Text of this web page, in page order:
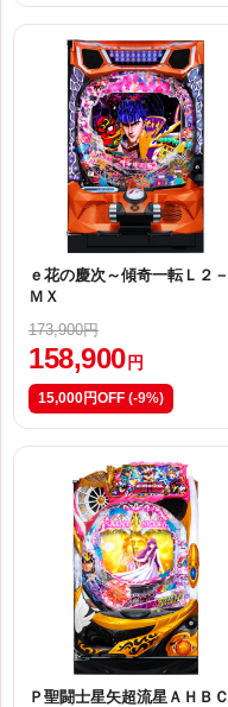
ｅ花の慶次～傾奇一転Ｌ２－
ＭＸ
173,900円
158,900 円
15,000円OFF (-9%)
Ｐ聖闘士星矢超流星ＡＨＢＣ